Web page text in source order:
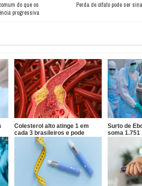
do que os
progressiva
Perda de olfato pode ser
Colesterol alto atinge 1 em
cada 3 brasileiros e pode
evoluir sem sintomas
Surto de
soma